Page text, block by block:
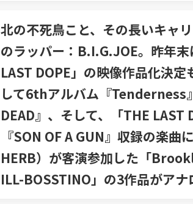
北の不死鳥こと、その長いキャ
のラッパー：B.I.G.JOE。昨年
LAST DOPE」の映像作品化決
して6thアルバム『Tenderness
DEAD』、そして、「THE
『SON OF A GUN』収録の楽
HERB）が客演参加した「
ILL-BOSSTINO」の3作品がアナ